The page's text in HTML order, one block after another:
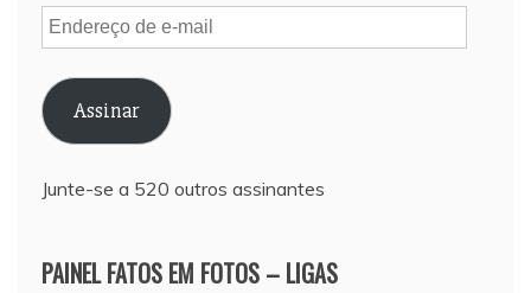
Endereço
de
e-
mail Assinar
Junte-se a 520 outros assinantes
PAINEL FATOS EM FOTOS – LIGAS